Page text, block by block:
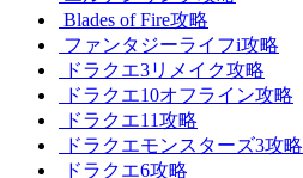
Blades of Fire攻略
ファンタジーライフi攻略
ドラクエ3リメイク攻略
ドラクエ10オフライン攻略
ドラクエ11攻略
ドラクエモンスターズ3攻略
ドラクエ6攻略